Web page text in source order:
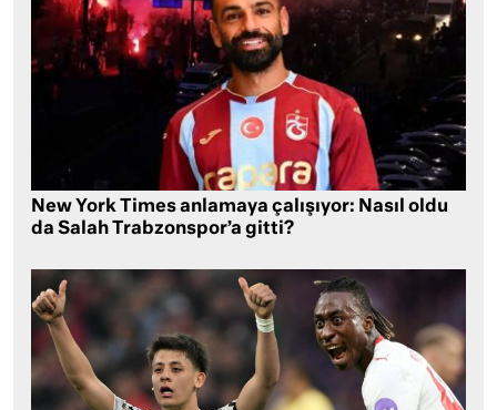
New York Times anlamaya çalışıyor: Nasıl oldu
da Salah Trabzonspor’a gitti?